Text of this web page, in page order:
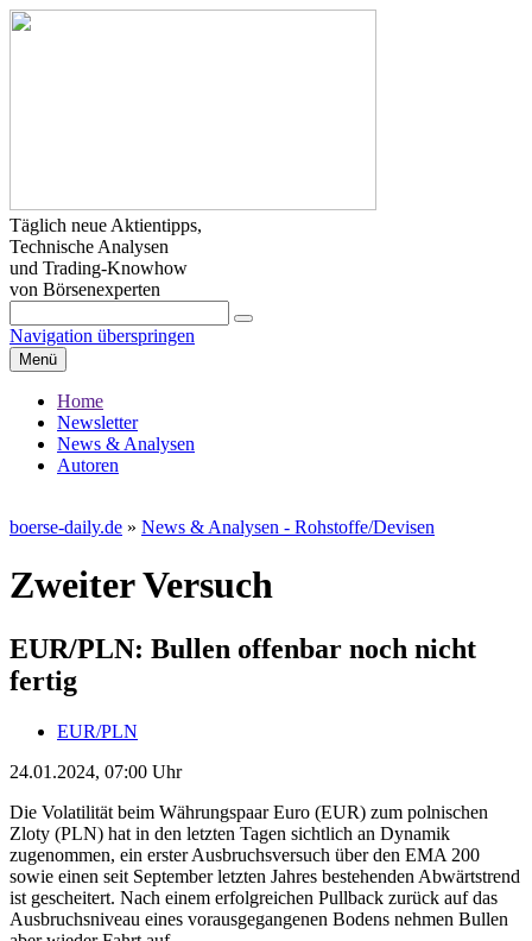
Täglich neue Aktientipps,
Technische Analysen
und Trading-Knowhow
von Börsenexperten
Navigation überspringen
Menü
Home
Newsletter
News & Analysen
Autoren
boerse-daily.de » News & Analysen - Rohstoffe/Devisen
Zweiter Versuch
EUR/PLN: Bullen offenbar noch nicht
fertig
EUR/PLN
24.01.2024, 07:00 Uhr
Die Volatilität beim Währungspaar Euro (EUR) zum polnischen
Zloty (PLN) hat in den letzten Tagen sichtlich an Dynamik
zugenommen, ein erster Ausbruchsversuch über den EMA 200
sowie einen seit September letzten Jahres bestehenden Abwärtstrend
ist gescheitert. Nach einem erfolgreichen Pullback zurück auf das
Ausbruchsniveau eines vorausgegangenen Bodens nehmen Bullen